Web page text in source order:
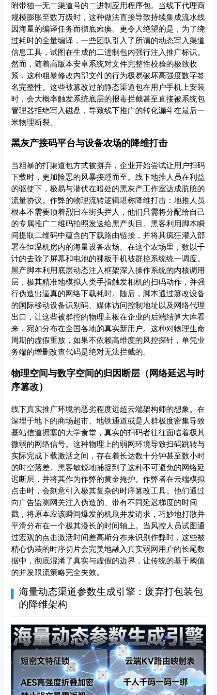
附带独一无二渠道号的二进制应用程序包。当线下代理商
规模膨胀至数万级时，这种做法直接导致持续集成流水线
因海量的编译任务而彻底瘫痪。更令人绝望的是，为了绕
过耗时的全量编译，一些团队引入了所谓的动态写入渠道
信息工具，试图在生成的二进制包内强行注入推广标识。
然而，随着高版本安卓系统对文件完整性校验的极致收
紧，这种粗暴修改内部文件的行为极易破坏高强度数字签
名完整性。这些被篡改过的静态渠道包在用户手机上安装
时，会大概率触发系统底层的报毒拦截甚至直接被系统包
管理器拒绝写入磁盘，导致线下推广的转化漏斗在最后一
米物理断裂。
黑灰产接码平台与设备农场的降维打击
当粗暴的打渠道包方式被摒弃，企业开始尝试让用户扫码
下载时，更加险恶的风暴接踵而至。线下地推人员在利益
的驱使下，极易与潜伏在暗处的黑灰产工作室达成肮脏的
流量协议。作弊的物理流转逻辑堪称降维打击：地推人员
根本不需要顶着烈日在街头拦人，他们只需将分配给自己
的专属推广二维码拍照发送给黑产头目。黑客利用脚本瞬
间提取二维码中蕴含的下载路由链接，并将其疯狂灌入部
署在恒温机房内的海量设备农场。在这个农场里，数以千
计的去除了屏幕和电池的裸板手机被群控系统统一调度。
黑产脚本利用底层动态注入框架深入操作系统的内核调用
层，极其精准地模拟人类手指触发相机的扫码动作，并强
行伪造出逼真的网络下载耗时。随后，脚本通过篡改设备
的国际移动设备识别码、媒体访问控制地址以及网络代理
出口，让这些被群控的物理主板在企业的后端结算大库看
来，宛如分布在全国各地的真实新用户。这种对物理生命
周期的虚假重放，如果不依赖高维度的风控探针，单凭业
务端的增删改查代码是绝对无法拦截的。
物理空间与数字空间的归因断层（网络延迟与时
序篡改）
线下真实推广环境的恶劣程度远超云端架构师的想象。在
深埋于地下的商场超市、地铁通道或是人群极度密集导致
基站信道拥塞的大学食堂，真实的扫码者往往面临着极其
微弱的网络信号。这种物理上的弱网环境导致扫码跳转与
实际完成下载激活之间，存在着长达数十分钟甚至数小时
的时空落差。黑客敏锐地捕捉到了这种不可避免的网络延
迟断层，并将其作为作弊的黄金掩护。作弊者在云端模拟
点击时，会刻意引入极其复杂的时序篡改工具。他们通过
向广告监测网关注入伪造的、带有不同延迟梯度的时间
戳，将原本应该瞬间爆发的机刷并发请求，巧妙地打散并
平滑分布在一个极其漫长的时间轴上。当风控人员试图通
过宏观的点击激活时间差高斯分布来识别作弊时，这些被
精心伪装的时序切片会完美地融入真实弱网用户的长尾数
据中，彻底混淆了真实与虚假的边界，让传统的基于阈值
的并发限流策略完全失效。
海量动态渠道参数生成引擎：废弃打包装包
的降维架构